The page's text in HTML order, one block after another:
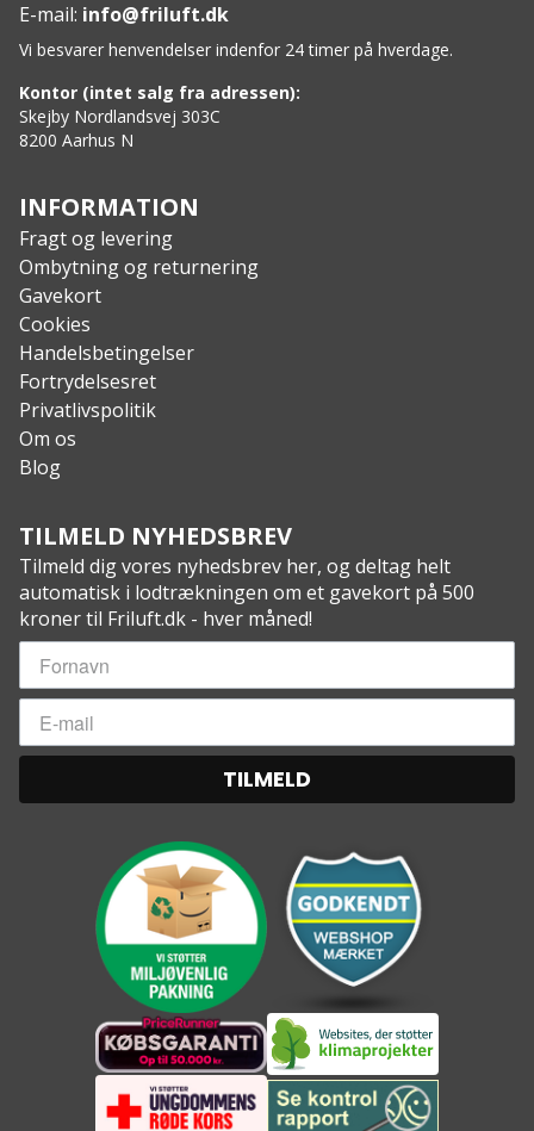
Brystrem
Intern lomme
Adgang til hydreringspakke
Bærehåndtag
Specs:
E-mail: info@friluft.dk
Vi besvarer henvendelser indenfor 24 timer på hverdage.
Kontor (intet salg fra adressen):
Skejby Nordlandsvej 303C
8200 Aarhus N
INFORMATION
Fragt og levering
Ombytning og returnering
Gavekort
Cookies
Handelsbetingelser
Fortrydelsesret
Privatlivspolitik
Om os
Blog
TILMELD NYHEDSBREV
Tilmeld dig vores nyhedsbrev her, og deltag helt
automatisk i lodtrækningen om et gavekort på 500
kroner til Friluft.dk - hver måned!
TILMELD